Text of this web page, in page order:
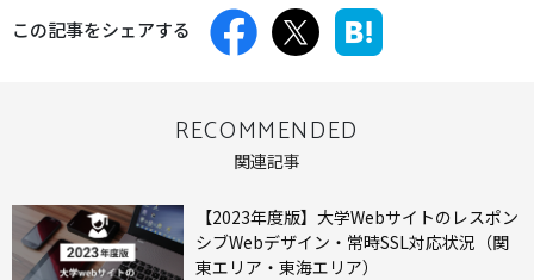
この記事をシェアする
RECOMMENDED
関連記事
【2023年度版】大学Webサイトのレスポン
シブWebデザイン・常時SSL対応状況（関
東エリア・東海エリア）